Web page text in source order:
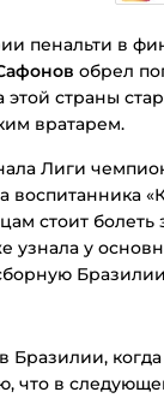
пенальти в
обрел
страны
вратарем.
Лиги
воспитанника
стоит болеть
узнала у
Бразилии,
что в